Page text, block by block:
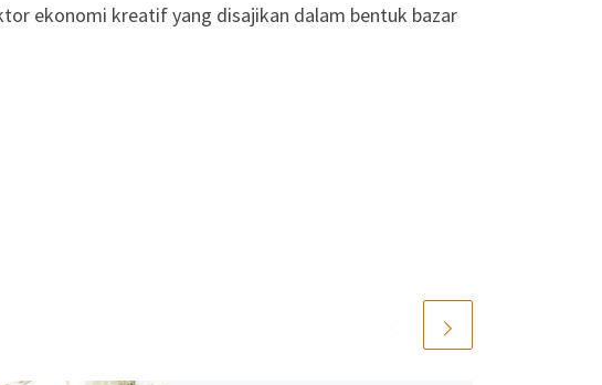
ekonomi kreatif yang disajikan dalam bentuk bazar